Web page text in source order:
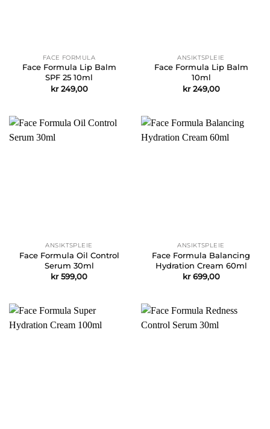
FACE FORMULA
Face Formula Lip Balm
SPF 25 10ml
kr249,00
ANSIKTSPLEIE
Face Formula Lip Balm
10ml
kr249,00
ANSIKTSPLEIE
Face Formula Oil Control
Serum 30ml
kr599,00
ANSIKTSPLEIE
Face Formula Balancing
Hydration Cream 60ml
kr699,00